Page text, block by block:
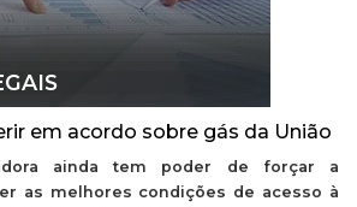
em acordo sobre gás da União
ainda tem poder de forçar a
as melhores condições de acesso à